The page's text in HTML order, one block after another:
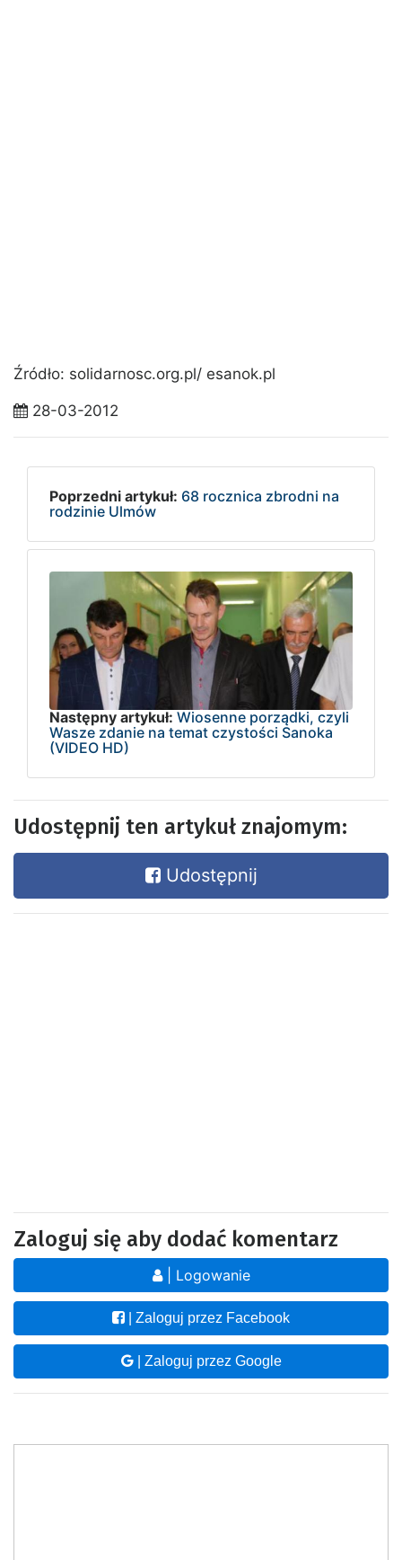
Źródło: solidarnosc.org.pl/ esanok.pl
28-03-2012
Poprzedni artykuł: 68 rocznica zbrodni na
rodzinie Ulmów
Następny artykuł: Wiosenne porządki, czyli
Wasze zdanie na temat czystości Sanoka
(VIDEO HD)
Udostępnij ten artykuł znajomym:
Udostępnij
Zaloguj się aby dodać komentarz
| Logowanie
| Zaloguj przez Facebook
| Zaloguj przez Google